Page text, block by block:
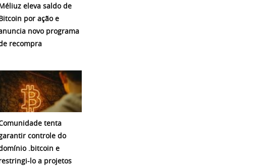
eleva saldo de
por ação e
novo programa
recompra
tenta
controle do
.bitcoin e
lo a projetos